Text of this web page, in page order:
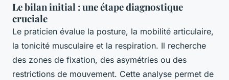
Le bilan initial : une étape diagnostique
cruciale
Le praticien évalue la posture, la mobilité articulaire,
la tonicité musculaire et la respiration. Il recherche
des zones de fixation, des asymétries ou des
restrictions de mouvement. Cette analyse permet de